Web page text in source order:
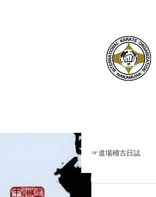
☞道場稽古日誌